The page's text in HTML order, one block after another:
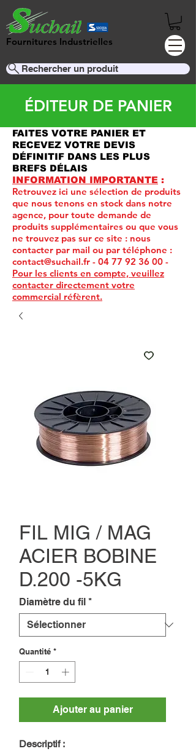
Fournitures Industrielles
Rechercher un produit
ÉDITEUR DE PANIER
FAITES VOTRE PANIER ET
RECEVEZ VOTRE DEVIS
DÉFINITIF DANS LES PLUS
BREFS DÉLAIS
INFORMATION IMPORTANTE :
Retrouvez ici une sélection de produits
que nous tenons en stock dans notre
agence, pour toute demande de
produits supplémentaires ou que vous
ne trouvez pas sur ce site : nous
contacter par mail ou par téléphone :
contact@suchail.fr - 04 77 92 36 00 -
Pour les clients en compte, veuillez
contacter directement votre
commercial réfèrent.
FIL MIG / MAG
ACIER BOBINE
D.200 -5KG
Diamètre du fil *
Quantité *
Ajouter au panier
Descriptif :